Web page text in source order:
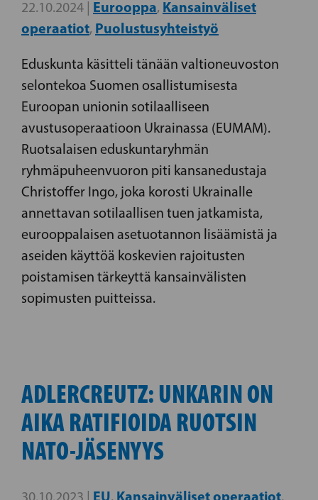
22.10.2024 | Eurooppa, Kansainväliset
operaatiot, Puolustusyhteistyö
Eduskunta käsitteli tänään valtioneuvoston
selontekoa Suomen osallistumisesta
Euroopan unionin sotilaalliseen
avustusoperaatioon Ukrainassa (EUMAM).
Ruotsalaisen eduskuntaryhmän
ryhmäpuheenvuoron piti kansanedustaja
Christoffer Ingo, joka korosti Ukrainalle
annettavan sotilaallisen tuen jatkamista,
eurooppalaisen asetuotannon lisäämistä ja
aseiden käyttöä koskevien rajoitusten
poistamisen tärkeyttä kansainvälisten
sopimusten puitteissa.
ADLERCREUTZ: UNKARIN ON
AIKA RATIFIOIDA RUOTSIN
NATO-JÄSENYYS
30.10.2023 | EU, Kansainväliset operaatiot,